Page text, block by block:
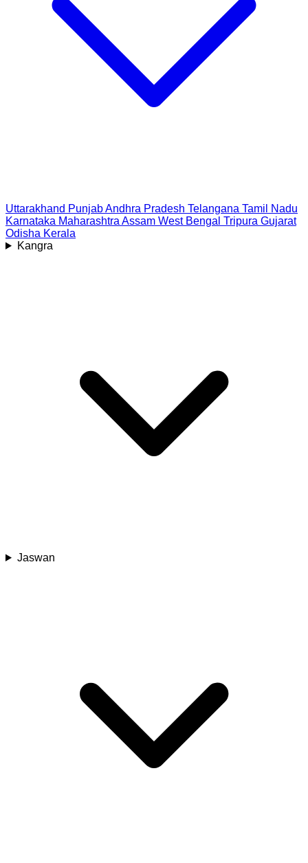
Uttarakhand PunjabAndhra Pradesh Telangana Tamil Nadu
Karnataka Maharashtra Assam West Bengal Tripura Gujarat
Odisha Kerala
Kangra
Jaswan